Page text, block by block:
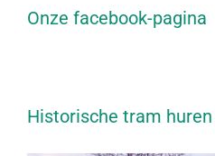
Onze facebook-pagina
Historische tram huren